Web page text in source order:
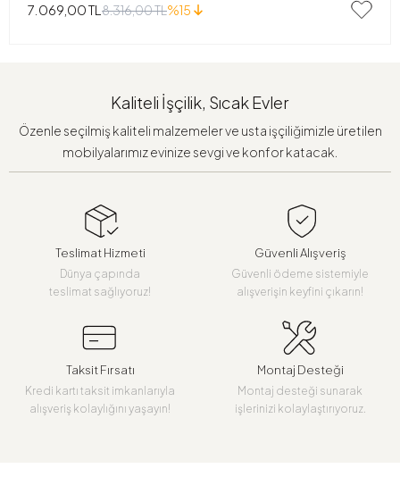
7.069,00 TL 8.316,00 TL%15
Kaliteli İşçilik, Sıcak Evler
Özenle seçilmiş kaliteli malzemeler ve usta işçiliğimizle üretilen
mobilyalarımız evinize sevgi ve konfor katacak.
Teslimat Hizmeti
Dünya çapında
teslimat sağlıyoruz!
Güvenli Alışveriş
Güvenli ödeme sistemiyle
alışverişin keyfini çıkarın!
Taksit Fırsatı
Kredi kartı taksit imkanlarıyla
alışveriş kolaylığını yaşayın!
Montaj Desteği
Montaj desteği sunarak
işlerinizi kolaylaştırıyoruz.